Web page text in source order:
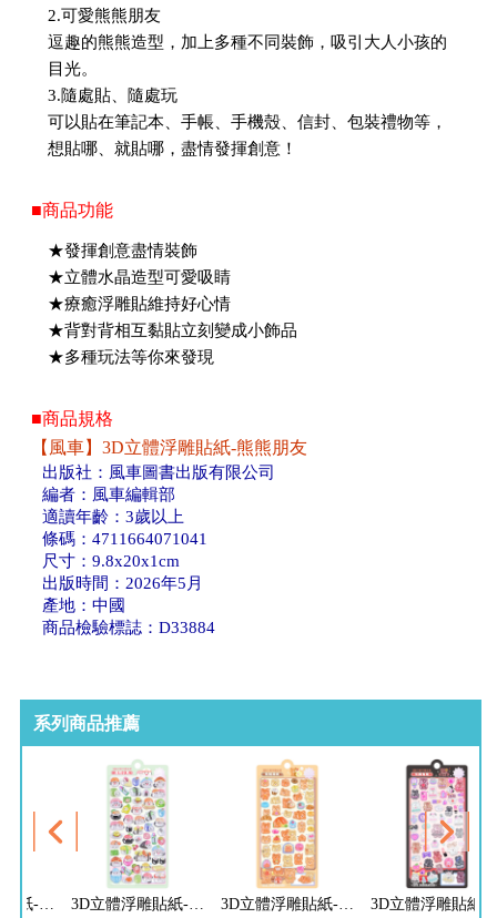
2.可愛熊熊朋友
逗趣的熊熊造型，加上多種不同裝飾，吸引大人小孩的
目光。
3.隨處貼、隨處玩
可以貼在筆記本、手帳、手機殼、信封、包裝禮物等，
想貼哪、就貼哪，盡情發揮創意！
■商品功能
★發揮創意盡情裝飾
★立體水晶造型可愛吸睛
★療癒浮雕貼維持好心情
★背對背相互黏貼立刻變成小飾品
★多種玩法等你來發現
■商品規格
【風車】3D立體浮雕貼紙-熊熊朋友
出版社：風車圖書出版有限公司
編者：風車編輯部
適讀年齡：3歲以上
條碼：4711664071041
尺寸：9.8x20x1cm
出版時間：2026年5月
產地：中國
商品檢驗標誌：D33884
系列商品推薦